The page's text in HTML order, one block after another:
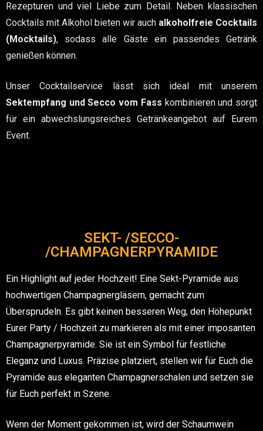
Rezepturen und viel Liebe zum Detail. Neben klassischen
Cocktails mit Alkohol bieten wir auch alkoholfreie Cocktails
(Mocktails), sodass alle Gäste ein passendes Getränk
genießen können.
Unser Cocktailservice lässt sich ideal mit unserem
Sektempfang und Secco vom Fass kombinieren und sorgt
für ein abwechslungsreiches Getränkeangebot auf Eurem
Event.
SEKT- /SECCO-
/CHAMPAGNERPYRAMIDE
Ein Highlight auf jeder Hochzeit! Eine Sekt-Pyramide aus
hochwertigen Champagnergläsern, gemacht zum
Übersprudeln. Es gibt keinen besseren Weg, den Höhepunkt
Eurer Party / Hochzeit zu markieren als mit einer imposanten
Champagnerpyramide. Sie ist ein Symbol für festliche
Eleganz und Luxus. Präzise platziert, stellen wir für Euch die
Pyramide aus eleganten Champagnerschalen und setzen sie
für Euch perfekt in Szene.
Wenn der Moment gekommen ist, wird der Schaumwein